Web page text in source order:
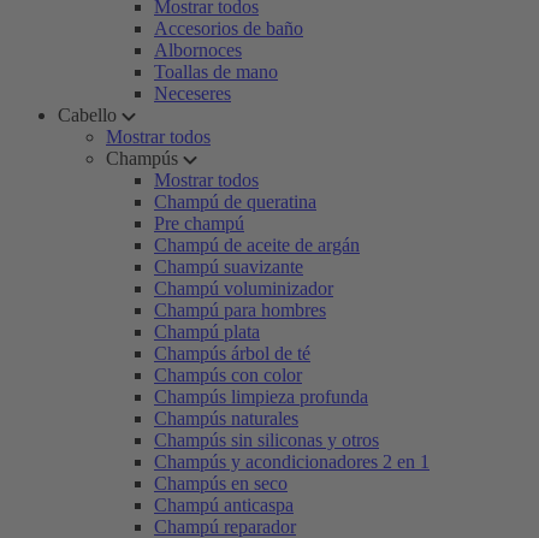
Mostrar todos
Accesorios de baño
Albornoces
Toallas de mano
Neceseres
Cabello
Mostrar todos
Champús
Mostrar todos
Champú de queratina
Pre champú
Champú de aceite de argán
Champú suavizante
Champú voluminizador
Champú para hombres
Champú plata
Champús árbol de té
Champús con color
Champús limpieza profunda
Champús naturales
Champús sin siliconas y otros
Champús y acondicionadores 2 en 1
Champús en seco
Champú anticaspa
Champú reparador